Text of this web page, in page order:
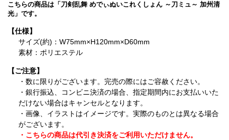
こちらの商品は「刀剣乱舞 めでぃぬいこれくしょん ～刀ミュ～ 加州清
光」です。
【仕様】
サイズ(約)：W75mm×H120mm×D60mm
素材：ポリエステル
【ご注意】
・数に限りがございます。完売の際にはご容赦ください。
・銀行振込、コンビニ決済の場合、指定期間内にお支払いいた
だけない場合はキャンセルとなります。
・画像、イラストはイメージです。実際のものとは異なる場合
がございます。
・こちらの商品は代引き決済をご利用いただけません。